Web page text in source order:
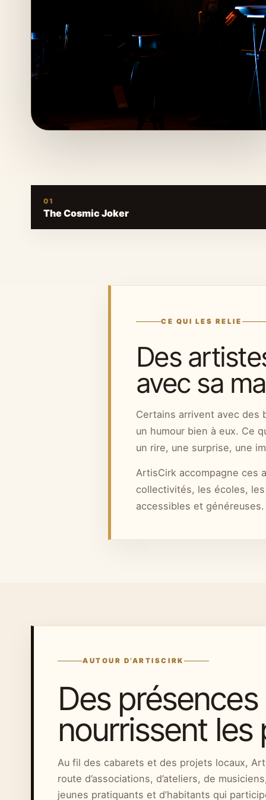
01
The Cosmic Joker
CE QUI LES RELIE
Des
avec sa
Certains arrivent avec des
un humour bien à eux. Ce
un rire, une surprise, une
ArtisCirk accompagne ces
collectivités, les écoles,
accessibles et généreuses.
AUTOUR D’ARTISCIRK
Des présences
nourrissent les
Au fil des cabarets et des projets locaux,
route d’associations, d’ateliers, de
jeunes pratiquants et d’habitants qui